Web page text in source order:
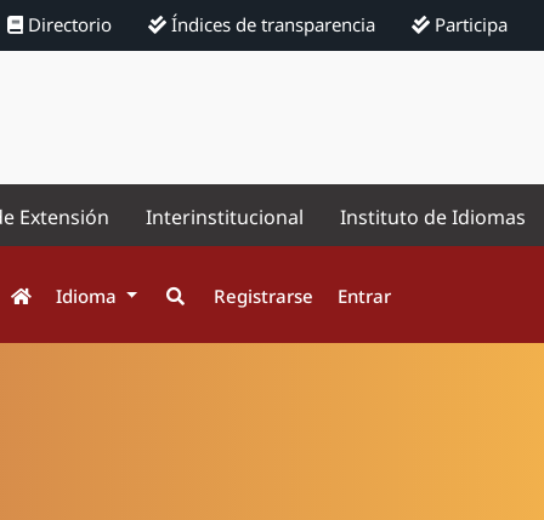
Directorio Índices de transparencia Participa
Extensión Interinstitucional Instituto de Idiomas
Idioma Registrarse Entrar